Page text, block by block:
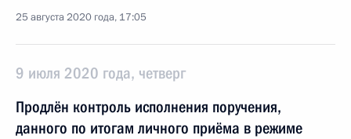
25 августа 2020 года, 17:05
9 июля 2020 года, четверг
Продлён контроль исполнения поручения,
данного по итогам личного приёма в режиме